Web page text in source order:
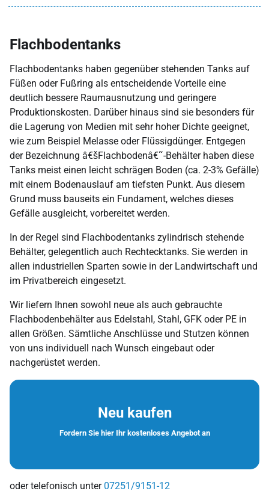
Flachbodentanks
Flach­bodentanks haben gegenüber stehenden Tanks auf
Füßen oder Fußring als entscheidende Vorteile eine
deutlich bessere Raum­aus­nutzung und geringere
Produktions­kosten. Darüber hinaus sind sie besonders für
die Lagerung von Medien mit sehr hoher Dichte geeignet,
wie zum Beispiel Melasse oder Flüssig­dünger. Entgegen
der Bezeichnung â€šFlachbodenâ€˜-Behälter haben diese
Tanks meist einen leicht schrägen Boden (ca. 2-3% Gefälle)
mit einem Bodenauslauf am tiefsten Punkt. Aus diesem
Grund muss bauseits ein Fundament, welches dieses
Gefälle ausgleicht, vorbereitet werden.
In der Regel sind Flach­bodentanks zylin­drisch stehende
Behälter, gelegentlich auch Rechteck­tanks. Sie werden in
allen industriellen Sparten sowie in der Landwirt­schaft und
im Privat­bereich eingesetzt.
Wir liefern Ihnen sowohl neue als auch gebrauchte
Flachboden­behälter aus Edelstahl, Stahl, GFK oder PE in
allen Größen. Sämtliche Anschlüsse und Stutzen können
von uns individuell nach Wunsch eingebaut oder
nachgerüstet werden.
Neu kaufen
Fordern Sie hier Ihr kostenloses Angebot an
oder telefonisch unter 07251/9151-12